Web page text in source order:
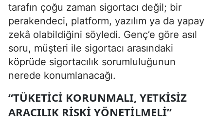
tarafın çoğu zaman sigortacı değil; bir
perakendeci, platform, yazılım ya da yapay
zekâ olabildiğini söyledi. Genç’e göre asıl
soru, müşteri ile sigortacı arasındaki
köprüde sigortacılık sorumluluğunun
nerede konumlanacağı.
“TÜKETICI KORUNMALI, YETKISIZ
ARACILIK RISKI YÖNETILMELI”